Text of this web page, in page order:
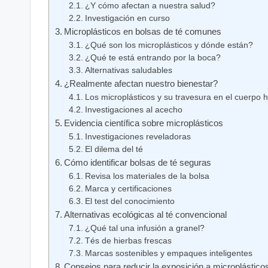
¿Y cómo afectan a nuestra salud?
Investigación en curso
Microplásticos en bolsas de té comunes
¿Qué son los microplásticos y dónde están?
¿Qué te está entrando por la boca?
Alternativas saludables
¿Realmente afectan nuestro bienestar?
Los microplásticos y su travesura en el cuerpo
Investigaciones al acecho
Evidencia científica sobre microplásticos
Investigaciones reveladoras
El dilema del té
Cómo identificar bolsas de té seguras
Revisa los materiales de la bolsa
Marca y certificaciones
El test del conocimiento
Alternativas ecológicas al té convencional
¿Qué tal una infusión a granel?
Tés de hierbas frescas
Marcas sostenibles y empaques inteligentes